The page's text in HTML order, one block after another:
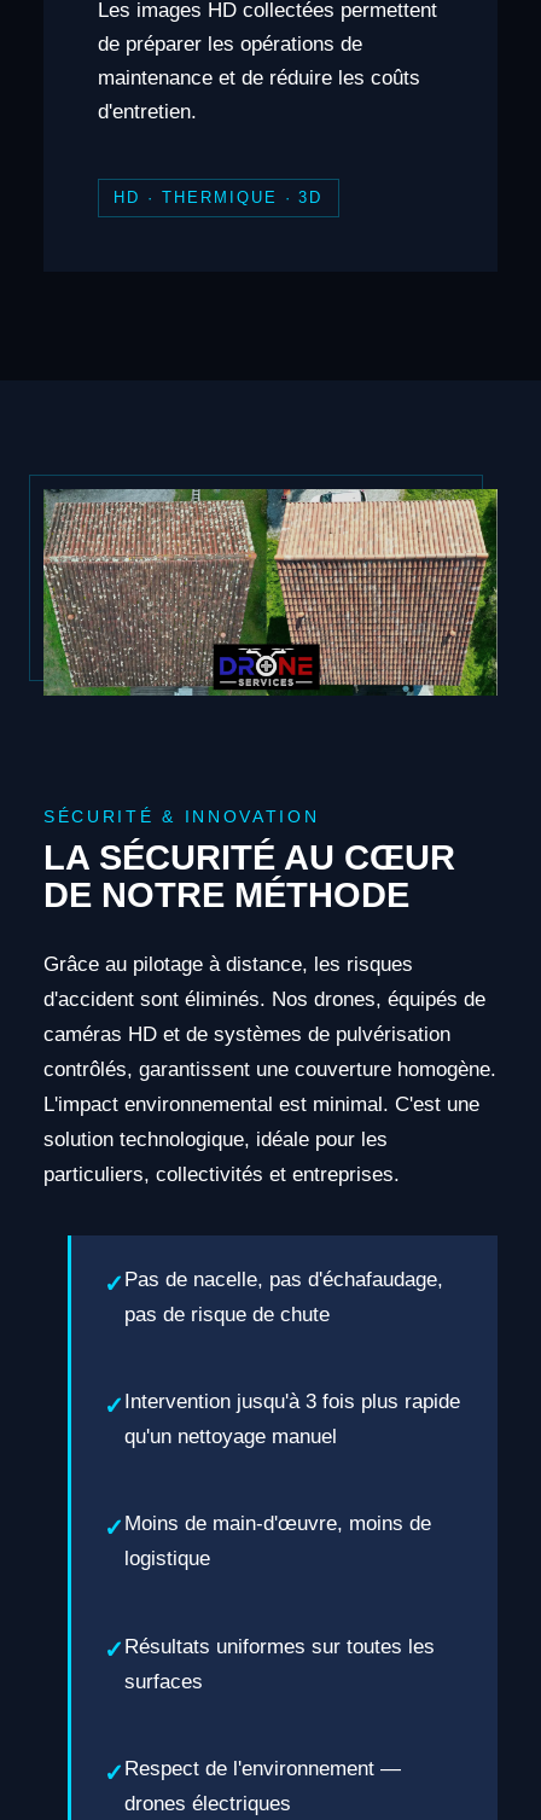
Les images HD collectées permettent
de préparer les opérations de
maintenance et de réduire les coûts
d'entretien.
HD · THERMIQUE · 3D
SÉCURITÉ & INNOVATION
LA SÉCURITÉ AU CŒUR
DE NOTRE MÉTHODE
Grâce au pilotage à distance, les risques
d'accident sont éliminés. Nos drones, équipés de
caméras HD et de systèmes de pulvérisation
contrôlés, garantissent une couverture homogène.
L'impact environnemental est minimal. C'est une
solution technologique, idéale pour les
particuliers, collectivités et entreprises.
Pas de nacelle, pas d'échafaudage,
pas de risque de chute
Intervention jusqu'à 3 fois plus rapide
qu'un nettoyage manuel
Moins de main-d'œuvre, moins de
logistique
Résultats uniformes sur toutes les
surfaces
Respect de l'environnement —
drones électriques